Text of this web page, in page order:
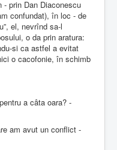
- prin Dan Diaconescu
confundat), în loc - de
el, nevrînd sa-l
o da prin aratura:
si ca astfel a evitat
o cacofonie, în schimb
a câta oara? -
am avut un conflict -